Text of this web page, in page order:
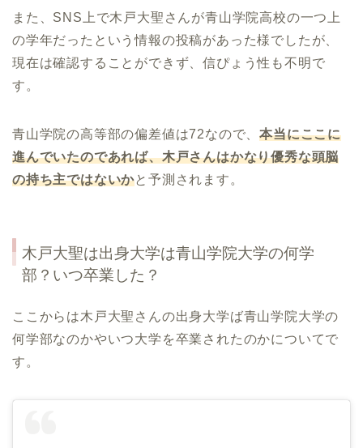
また、SNS上で木戸大聖さんが青山学院高校の一つ上
の学年だったという情報の投稿があった様でしたが、
現在は確認することができず、信ぴょう性も不明で
す。
青山学院の高等部の偏差値は72なので、本当にここに
進んでいたのであれば、木戸さんはかなり優秀な頭脳
の持ち主ではないかと予測されます。
木戸大聖は出身大学は青山学院大学の何学
部？いつ卒業した？
ここからは木戸大聖さんの出身大学ば青山学院大学の
何学部なのかやいつ大学を卒業されたのかについてで
す。